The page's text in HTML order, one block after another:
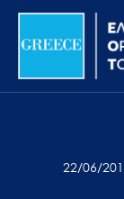
Σημείωση:
ιστότοπος
προσβασιμότητας.
Μετάβαση
περιεχόμενο
22/06/